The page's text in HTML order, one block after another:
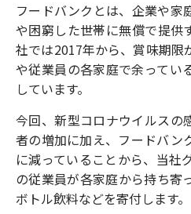
フードバンクとは、企業や家
や困窮した世帯に無償で提供
社では2017年から、賞味期限
や従業員の各家庭で余ってい
しています。
今回、新型コロナウイルスの
者の増加に加え、フードバン
に減っていることから、当社
の従業員が各家庭から持ち寄
ボトル飲料などを寄付します。